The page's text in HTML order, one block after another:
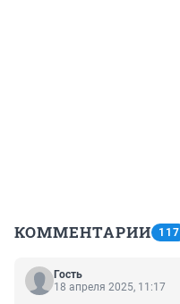
КОММЕНТАРИИ 117
Гость
18 апреля 2025, 11:17